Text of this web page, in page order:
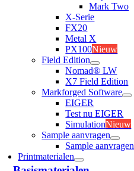
Mark Two
X-Serie
FX20
Metal X
PX100Nieuw
Field Edition
Nomad® LW
X7 Field Edition
Markforged Software
EIGER
Test nu EIGER
SimulationNieuw
Sample aanvragen
Sample aanvragen
Printmaterialen